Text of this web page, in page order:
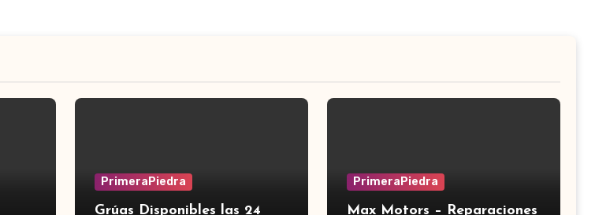
PrimeraPiedra
Grúas Disponibles las 24
PrimeraPiedra
Max Motors – Reparaciones